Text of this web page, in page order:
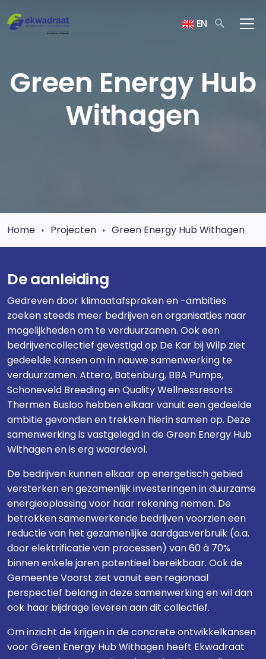
EN
Green Energy Hub
Withagen
Home Projecten Green Energy Hub Withagen
De aanleiding
Gedreven door klimaatafspraken en -ambities
zoeken steeds meer bedrijven en organisaties naar
mogelijkheden om te verduurzamen. Ook een
bedrijvencollectief gevestigd op De Kar bij Wilp ziet
gedeelde kansen om in nauwe samenwerking te
verduurzamen. Attero, Batenburg, BBA Pumps,
Schoneveld Breeding en Quality Wellnessresorts
Thermen Busloo hebben elkaar vanuit een gedeelde
ambitie gevonden en trekken hierin samen op. Deze
samenwerking is vastgelegd in de Green Energy Hub
Withagen en is erg waardevol.
De bedrijven kunnen elkaar op energetisch gebied
versterken en gezamenlijk investeringen in duurzame
energieoplossing voor haar rekening nemen. De
betrokken samenwerkende bedrijven voorzien een
reductie van het gezamenlijke aardgasverbruik (o.a.
door elektrificatie van processen) van 60 à 70%
binnen enkele jaren potentieel bereikbaar. Ook de
Gemeente Voorst ziet vanuit een regionaal
perspectief belang in deze samenwerking en wil dan
ook haar bijdrage leveren aan dit collectief.
Om inzicht de krijgen in de concrete ontwikkelkansen
voor Green Energy Hub Withagen heeft Ekwadraat